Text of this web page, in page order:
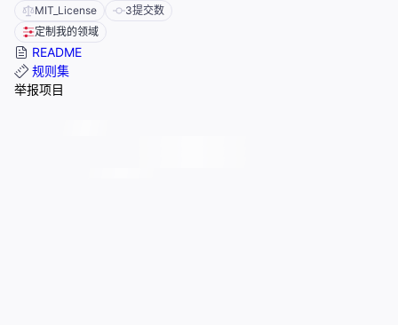
MIT_License 3提交数
定制我的领域
README
规则集
举报项目